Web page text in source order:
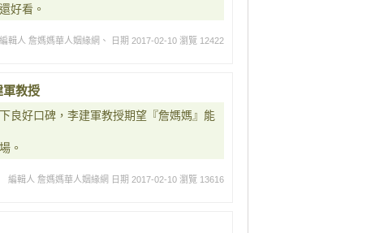
好看。
編輯人 詹媽媽華人姻緣網、 日期 2017-02-10 瀏覽 12422
軍教授
良好口碑，李建軍教授期望『詹媽媽』能
。
編輯人 詹媽媽華人姻緣網 日期 2017-02-10 瀏覽 13616